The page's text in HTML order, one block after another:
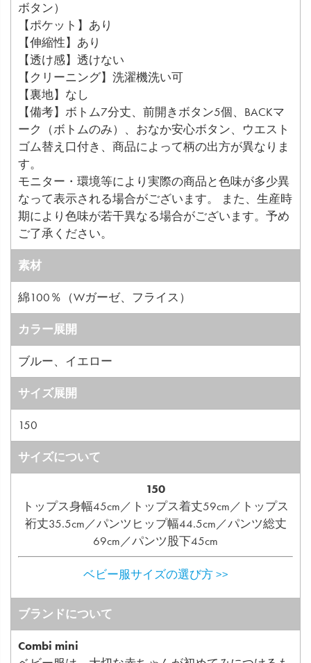
ボタン）
【ポケット】あり
【伸縮性】あり
【透け感】透けない
【クリーニング】洗濯機洗い可
【裏地】なし
【備考】ボトム7分丈、前開きボタン5個、BACKマ
ーク（ボトムのみ）、おなか安心ボタン、ウエスト
ゴム替え口付き、商品によって柄の出方が異なりま
す。
モニター・環境等により実際の商品と色味が多少異
なって表示される場合がございます。 また、生産時
期により色味が若干異なる場合がございます。予め
ご了承ください。
素材
綿100％（Wガーゼ、フライス）
カラー展開
ブルー、イエロー
サイズ展開
150
サイズについて
150
トップス身幅45cm／トップス着丈59cm／トップス
裄丈35.5cm／パンツヒップ幅44.5cm／パンツ総丈
69cm／パンツ股下45cm
ベビー服サイズの選び方 >>
ブランドについて
Combi mini